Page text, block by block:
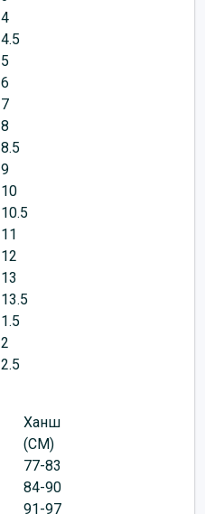
4
4.5
5
6
7
8
8.5
9
10
10.5
11
12
13
13.5
1.5
2
2.5
Ханш
(CM)
77-83
84-90
91-97